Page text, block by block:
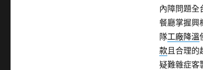
內障問題全
餐廳掌握興
隊工廠降溫
款且合理的
疑難雜症客